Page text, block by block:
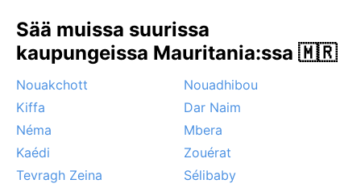
Sää muissa suurissa
kaupungeissa Mauritania:ssa 🇲🇷
Nouakchott
Nouadhibou
Kiffa
Dar Naim
Néma
Mbera
Kaédi
Zouérat
Tevragh Zeina
Sélibaby